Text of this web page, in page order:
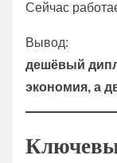
Сейчас
Вывод:
дешёвый
экономия, а